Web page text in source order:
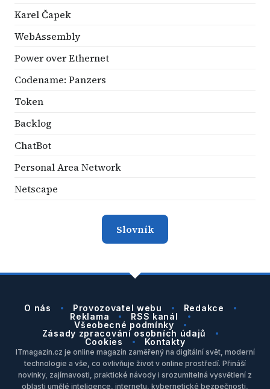
Karel Čapek
WebAssembly
Power over Ethernet
Codename: Panzers
Token
Backlog
ChatBot
Personal Area Network
Netscape
Slovník
O nás Provozovatel webu
Redakce
Reklama
RSS kanál
Všeobecné podmínky
Zásady zpracování osobních údajů
Cookies
Kontakty
ITmagazin.cz je online magazín zaměřený na digitální svět, moderní
technologie a vše, co ovlivňuje život v online prostředí. Přináší
novinky, zajímavosti, praktické návody i srozumitelná vysvětlení z
oblasti umělé inteligence, internetu, kybernetické bezpečnosti,